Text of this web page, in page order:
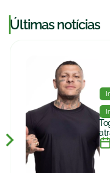
|Últimas notícias